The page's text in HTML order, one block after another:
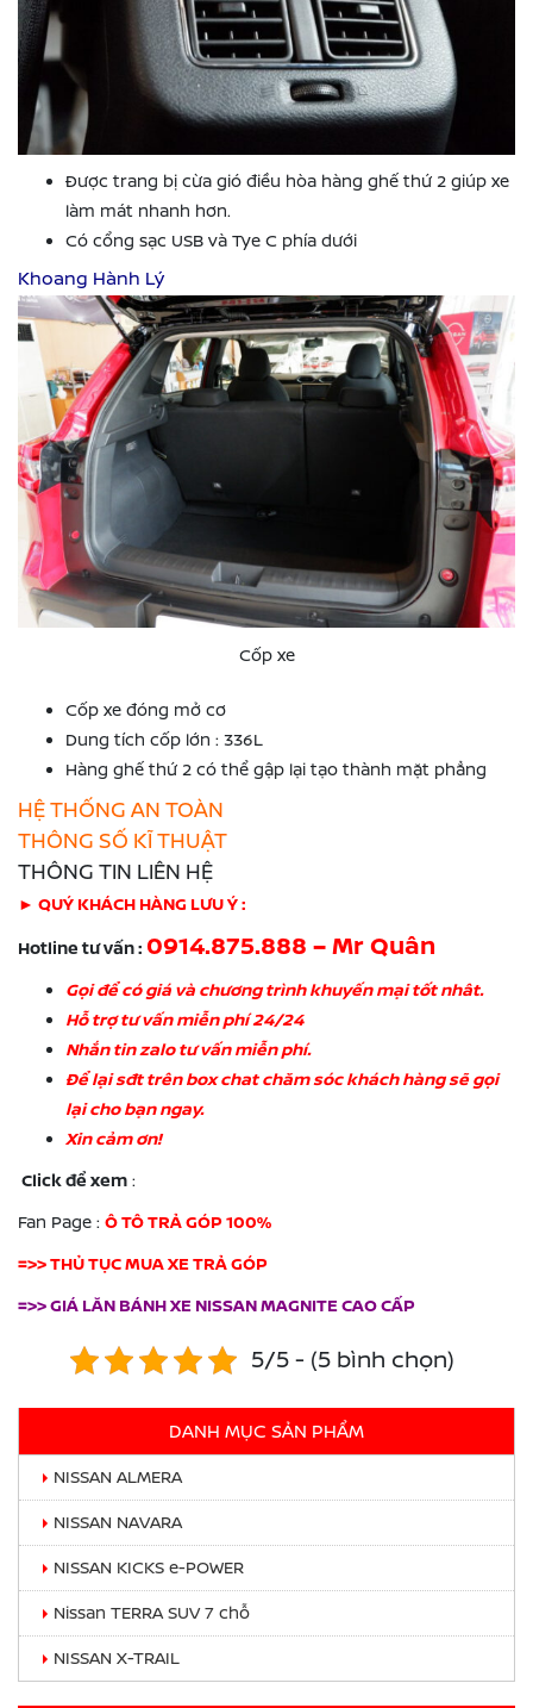
Được trang bị cừa gió điều hòa hàng ghế thứ 2 giúp xe
làm mát nhanh hơn.
Có cổng sạc USB và Tye C phía dưới
Khoang Hành Lý
Cốp xe
Cốp xe đóng mở cơ
Dung tích cốp lớn : 336L
Hàng ghế thứ 2 có thể gập lại tạo thành mặt phẳng
HỆ THỐNG AN TOÀN
THÔNG SỐ KĨ THUẬT
THÔNG TIN LIÊN HỆ
► QUÝ KHÁCH HÀNG LƯU Ý :
Hotline tư vấn : 0914.875.888 – Mr Quân
Gọi để có giá và chương trình khuyến mại tốt nhât.
Hỗ trợ tư vấn miễn phí 24/24
Nhắn tin zalo tư vấn miễn phí.
Để lại sđt trên box chat chăm sóc khách hàng sẽ gọi
lại cho bạn ngay.
Xin cảm ơn!
Click để xem :
Fan Page : Ô TÔ TRẢ GÓP 100%
=>> THỦ TỤC MUA XE TRẢ GÓP
=>> GIÁ LĂN BÁNH XE NISSAN MAGNITE CAO CẤP
5/5 - (5 bình chọn)
DANH MỤC SẢN PHẨM
NISSAN ALMERA
NISSAN NAVARA
NISSAN KICKS e-POWER
Nissan TERRA SUV 7 chỗ
NISSAN X-TRAIL